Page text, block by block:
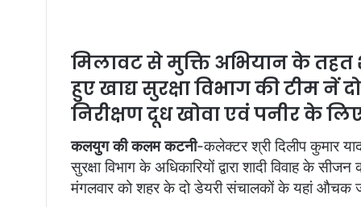
m
a
l
मिलावट से मुक्ति अभियान के तहत
हुए खाद्य सुरक्षा विभाग की टीम
निरीक्षण दूध खोवा एवं पनीर के
कलयुग की कलम कटनी-कलेक्टर श्री दिलीप कुमार
सुरक्षा विभाग के अधिकारियों द्वारा शादी विवाह के
मंगलवार को शहर के दो डेयरी संचालकों के यहां औचक